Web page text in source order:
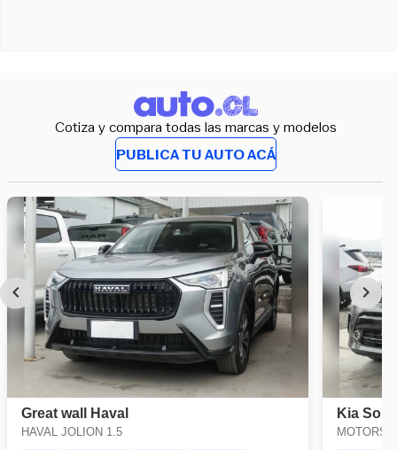
Cotiza y compara todas las marcas y modelos
PUBLICA TU AUTO ACÁ